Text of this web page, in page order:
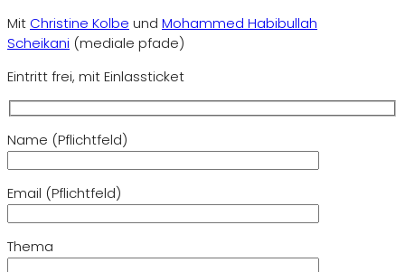
Mit Christine Kolbe und Mohammed Habibullah
Scheikani (mediale pfade)
Eintritt frei, mit Einlassticket
Name (Pflichtfeld)
Email (Pflichtfeld)
Thema